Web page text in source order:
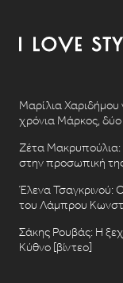
Μαρίλια Χαριδήμου
χρόνια Μάρκος, δύο
Ζέτα Μακρυπούλια:
στην προσωπική
Έλενα Τσαγκρινού:
του Λάμπρου
Σάκης Ρουβάς: Η
Κύθνο [βίντεο]